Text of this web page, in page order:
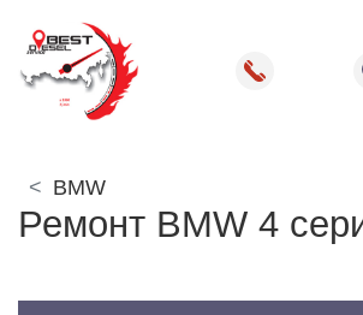
BMW
Ремонт BMW 4